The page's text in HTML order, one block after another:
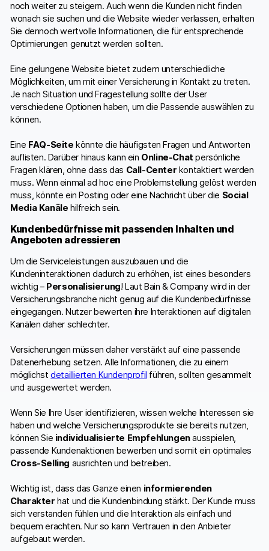
noch weiter zu steigern. Auch wenn die Kunden nicht finden
wonach sie suchen und die Website wieder verlassen, erhalten
Sie dennoch wertvolle Informationen, die für entsprechende
Optimierungen genutzt werden sollten.
Eine gelungene Website bietet zudem unterschiedliche
Möglichkeiten, um mit einer Versicherung in Kontakt zu treten.
Je nach Situation und Fragestellung sollte der User
verschiedene Optionen haben, um die Passende auswählen zu
können.
Eine FAQ-Seite könnte die häufigsten Fragen und Antworten
auflisten. Darüber hinaus kann ein Online-Chat persönliche
Fragen klären, ohne dass das Call-Center kontaktiert werden
muss. Wenn einmal ad hoc eine Problemstellung gelöst werden
muss, könnte ein Posting oder eine Nachricht über die Social
Media Kanäle hilfreich sein.
Kundenbedürfnisse mit passenden Inhalten und
Angeboten adressieren
Um die Serviceleistungen auszubauen und die
Kundeninteraktionen dadurch zu erhöhen, ist eines besonders
wichtig – Personalisierung! Laut Bain & Company wird in der
Versicherungsbranche nicht genug auf die Kundenbedürfnisse
eingegangen. Nutzer bewerten ihre Interaktionen auf digitalen
Kanälen daher schlechter.
Versicherungen müssen daher verstärkt auf eine passende
Datenerhebung setzen. Alle Informationen, die zu einem
möglichstdetaillierten Kundenprofil führen, sollten gesammelt
und ausgewertet werden.
Wenn Sie Ihre User identifizieren, wissen welche Interessen sie
haben und welche Versicherungsprodukte sie bereits nutzen,
können Sie individualisierte Empfehlungenausspielen,
passende Kundenaktionen bewerben und somit ein optimales
Cross-Selling ausrichten und betreiben.
Wichtig ist, dass das Ganze einen informierenden
Charakter hat und die Kundenbindung stärkt. Der Kunde muss
sich verstanden fühlen und die Interaktion als einfach und
bequem erachten. Nur so kann Vertrauen in den Anbieter
aufgebaut werden.